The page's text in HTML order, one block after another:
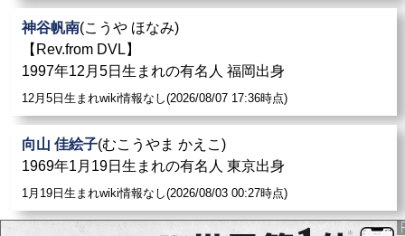
神谷帆南(こうや ほなみ)
【Rev.from DVL】
1997年12月5日生まれの有名人 福岡出身
12月5日生まれwiki情報なし(2026/08/07 17:36時点)
向山 佳絵子(むこうやま かえこ)
1969年1月19日生まれの有名人 東京出身
1月19日生まれwiki情報なし(2026/08/03 00:27時点)